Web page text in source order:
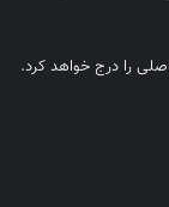
را درج خواهد کرد.